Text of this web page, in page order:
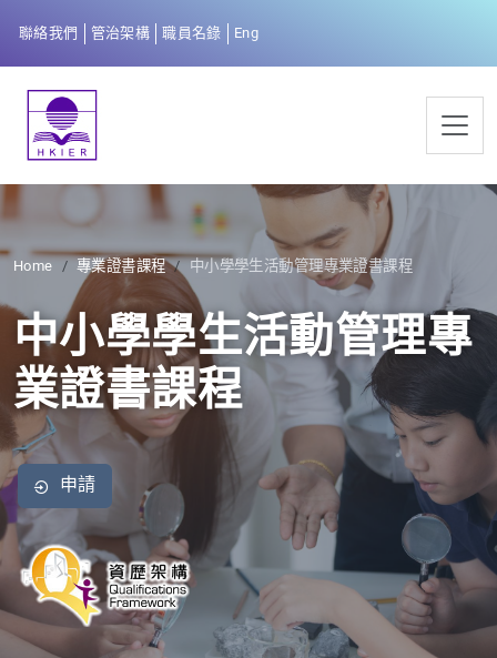
聯絡我們 管治架構 職員名錄 Eng
Home 專業證書課程 中小學學生活動管理專業證書課程
中小學學生活動管理專
業證書課程
申請